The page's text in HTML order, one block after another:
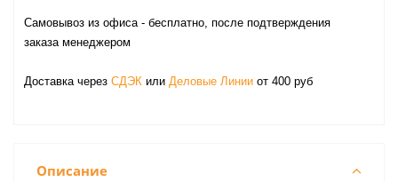
Самовывоз из офиса - бесплатно, после подтверждения
заказа менеджером
Доставка через СДЭК или Деловые Линии от 400 руб
Описание